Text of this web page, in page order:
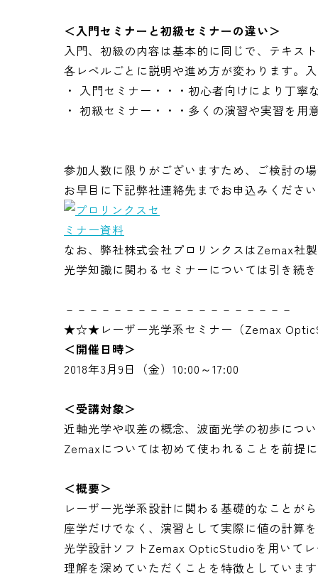
＜入門セミナーと初級セミナーの違い＞
入門、初級の内容は基本的に同じで、テキス
各レベルごとに説明や進め方が変わります。
・ 入門セミナー・・・初心者向けにより丁寧
・ 初級セミナー・・・多くの演習や実習を用
参加人数に限りがございますため、ご検討の
お早目に下記弊社連絡先までお申込みくださ
なお、弊社株式会社プロリンクスはZemax社
光学知識に関わるセミナーについては引き続
－－－－－－－－－－－－－－－－－－－
★☆★レーザー光学系セミナー（Zemax
＜開催日時＞
2018年3月9日（金）10:00～17:00
＜受講対象＞
近軸光学や収差の概念、波面光学の初歩につ
Zemaxについては初めて使われることを前提
＜概要＞
レーザー光学系設計に関わる基礎的なことが
座学だけでなく、演習として実際に値の計算
光学設計ソフトZemax OpticStudioを用いて
理解を深めていただくことを特徴としていま